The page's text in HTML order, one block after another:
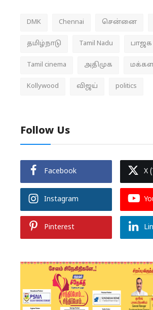
DMK Chennai சென்னை
தமிழ்நாடு Tamil Nadu பாஜக
Tamil cinema அதிமுக
Kollywood விஜய் politics
Follow Us
Facebook X
Instagram
Pinterest